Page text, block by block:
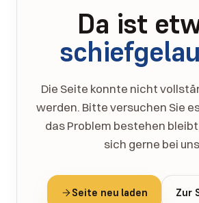
Da ist
Die Seite konnte nicht
werden. Bitte versuchen Sie
das Problem bestehen
sich gerne bei
Seite neu laden Zur